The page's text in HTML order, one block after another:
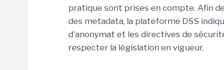
pratique sont prises en compte. Afin
des metadata, la plateforme DSS
d'anonymat et les directives de
respecter la législation en vigueur.